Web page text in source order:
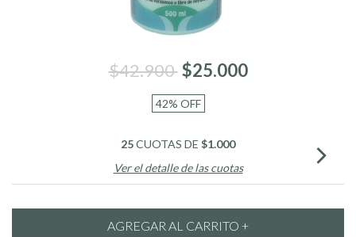
$42.900 $25.000
42% OFF
25CUOTAS DE $1.000
Ver el detalle de las cuotas